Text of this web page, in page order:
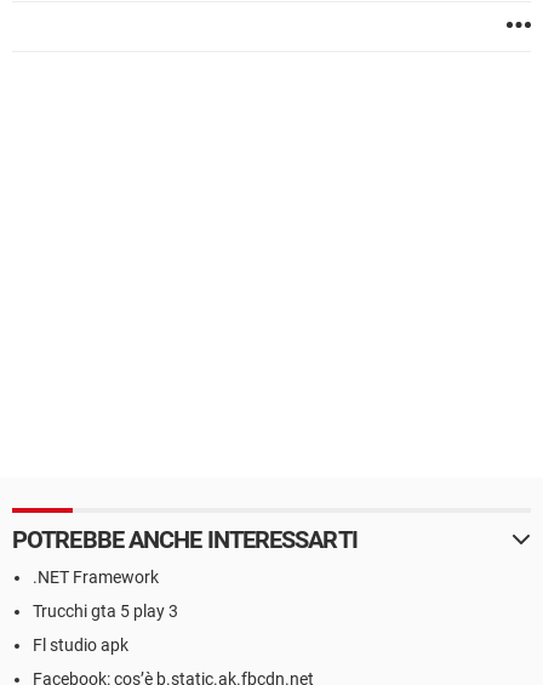
POTREBBE ANCHE INTERESSARTI
.NET Framework
Trucchi gta 5 play 3
Fl studio apk
Facebook: cos’è b.static.ak.fbcdn.net